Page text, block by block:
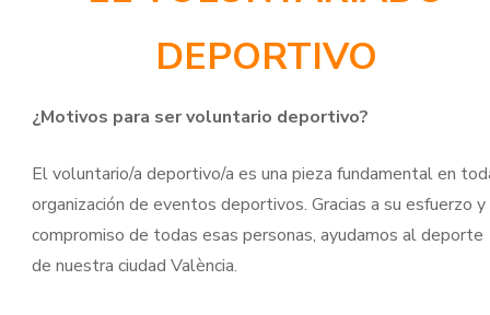
DEPORTIVO
¿Motivos para ser voluntario deportivo?
El voluntario/a deportivo/a es una pieza fundamental en
organización de eventos deportivos. Gracias a su esfuerzo y
compromiso de todas esas personas, ayudamos al deporte
de nuestra ciudad València.